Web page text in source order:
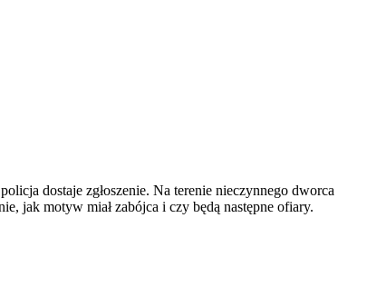
dostaje zgłoszenie. Na terenie nieczynnego dworca
jak motyw miał zabójca i czy będą następne ofiary.